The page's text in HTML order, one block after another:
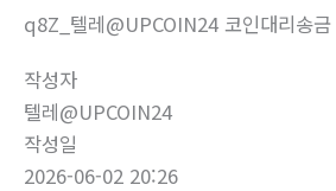
q8Z_텔레@UPCOIN24 코인대리송
작성자
텔레@UPCOIN24
작성일
2026-06-02 20:26